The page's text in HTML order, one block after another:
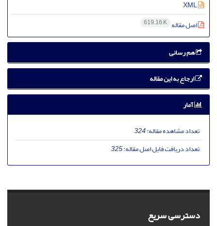
اصل مقاله 619.16 K
هم رسانی
ارجاع به این مقاله
آمار
تعداد مشاهده مقاله:324
تعداد دریافت فایل اصل مقاله:325
دسترسی سریع